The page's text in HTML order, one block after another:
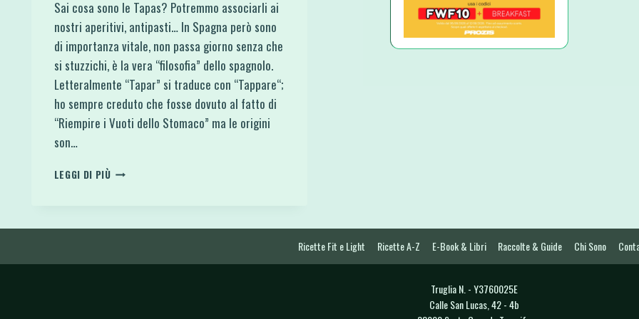
Sai cosa sono le Tapas? Potremmo associarli ai
nostri aperitivi, antipasti… In Spagna però sono
di importanza vitale, non passa giorno senza che
si stuzzichi, è la vera “filosofia” dello spagnolo.
Letteralmente “Tapar” si traduce con “Tappare“;
ho sempre creduto che fosse dovuto al fatto di
“Riempire i Vuoti dello Stomaco” ma le origini
son…
LEGGI DI PIÙTAPAS
“BACON”
Ricette Fit e Light Ricette A-Z E-Book & Libri Raccolte & Guide Chi Sono
Truglia N. - Y3760025E
Calle San Lucas, 42 - 4b